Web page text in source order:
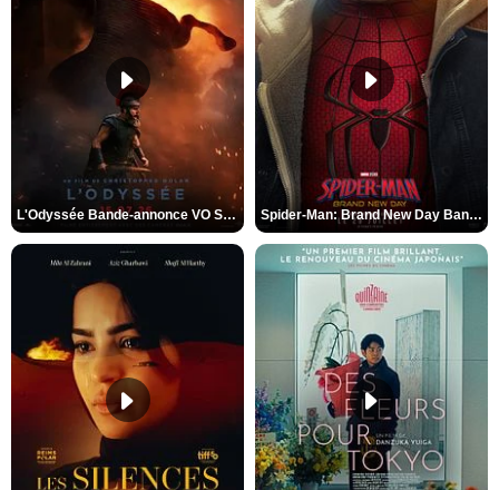
L'Odyssée Bande-annonce VO STFR Spider-Man: Brand New Day Bande-annonce VO STFR